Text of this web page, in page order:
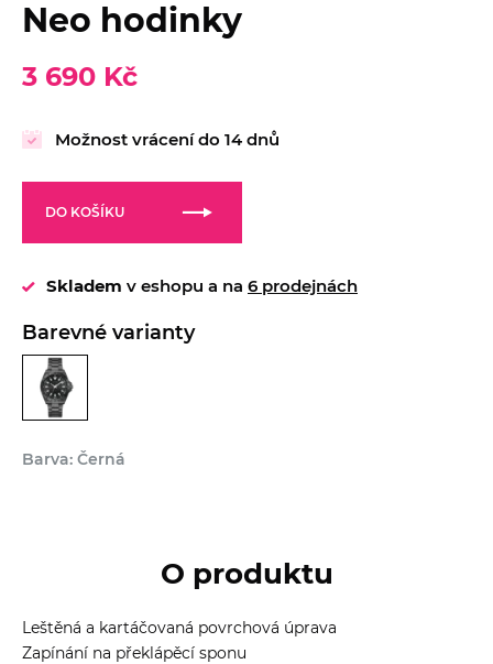
Neo hodinky
3 690 Kč
Možnost vrácení do 14 dnů
DO KOŠÍKU
Skladem v eshopu a na 6 prodejnách
Barevné varianty
Barva: Černá
O produktu
Leštěná a kartáčovaná povrchová úprava
Zapínání na překlápěcí sponu